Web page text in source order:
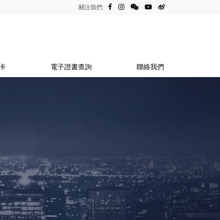
關注我們:
電子證書查詢 聯絡我們